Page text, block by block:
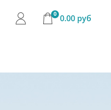
0 0.00 руб